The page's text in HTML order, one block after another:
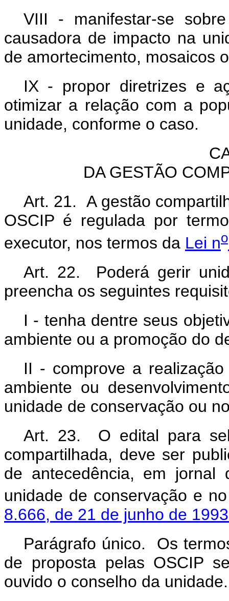
VIII - manifestar-se
causadora de impacto na
de amortecimento, mosaicos
IX - propor diretrizes e
otimizar a relação com a
unidade, conforme o caso.
DA GESTÃO
Art. 21. A gestão
OSCIP é regulada por
executor, nos termos da Lei no
Art. 22. Poderá gerir
preencha os seguintes
I - tenha dentre seus
ambiente ou a promoção do
II - comprove a
ambiente ou
unidade de conservação ou
Art. 23. O edital para
compartilhada, deve ser
de antecedência, em jornal
unidade de conservação e
8.666, de 21 de junho de
Parágrafo único. Os
de proposta pelas OSCIP
ouvido o conselho da unidade.